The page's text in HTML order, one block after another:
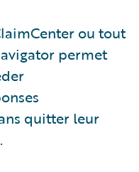
ou tout
permet
quitter leur